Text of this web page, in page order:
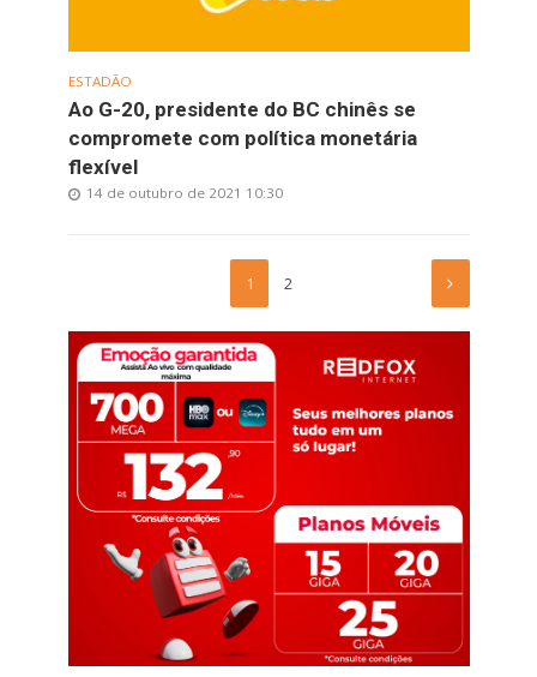
ESTADÃO
Ao G-20, presidente do BC chinês se
compromete com política monetária
flexível
14 de outubro de 2021 10:30
1 2